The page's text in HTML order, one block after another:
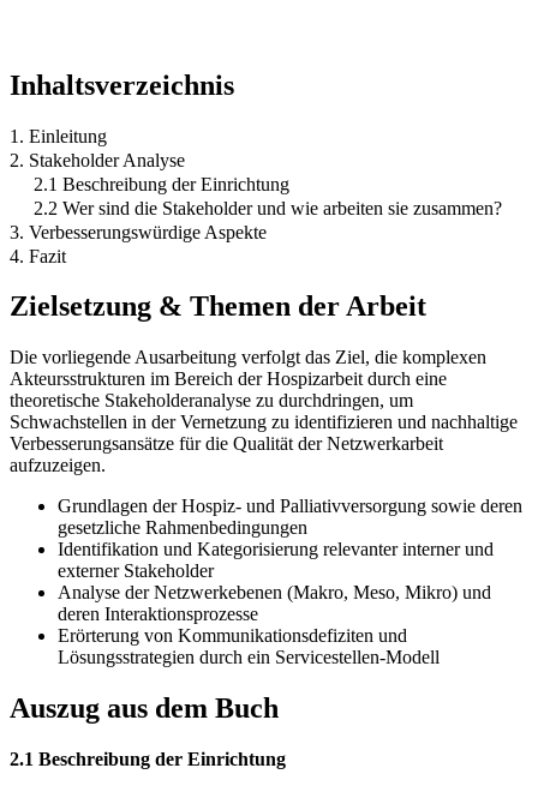
Inhaltsverzeichnis
1. Einleitung
2. Stakeholder Analyse
2.1 Beschreibung der Einrichtung
2.2 Wer sind die Stakeholder und wie arbeiten sie zusammen?
3. Verbesserungswürdige Aspekte
4. Fazit
Zielsetzung & Themen der Arbeit
Die vorliegende Ausarbeitung verfolgt das Ziel, die komplexen
Akteursstrukturen im Bereich der Hospizarbeit durch eine
theoretische Stakeholderanalyse zu durchdringen, um
Schwachstellen in der Vernetzung zu identifizieren und nachhaltige
Verbesserungsansätze für die Qualität der Netzwerkarbeit
aufzuzeigen.
Grundlagen der Hospiz- und Palliativversorgung sowie deren
gesetzliche Rahmenbedingungen
Identifikation und Kategorisierung relevanter interner und
externer Stakeholder
Analyse der Netzwerkebenen (Makro, Meso, Mikro) und
deren Interaktionsprozesse
Erörterung von Kommunikationsdefiziten und
Lösungsstrategien durch ein Servicestellen-Modell
Auszug aus dem Buch
2.1 Beschreibung der Einrichtung